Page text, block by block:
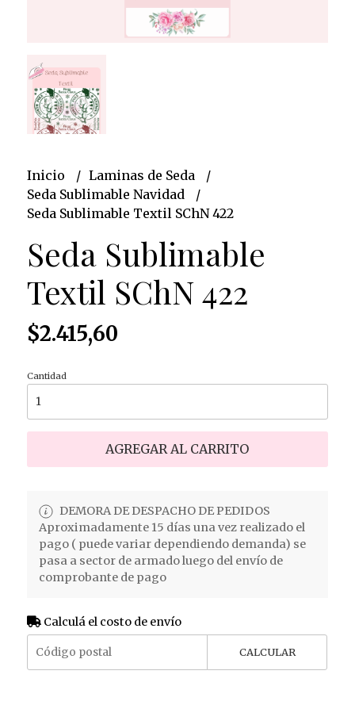
Inicio
Laminas de Seda
Seda Sublimable Navidad
Seda Sublimable Textil SChN 422
Seda Sublimable
Textil SChN 422
$2.415,60
Cantidad
AGREGAR AL CARRITO
DEMORA DE DESPACHO DE PEDIDOS
Aproximadamente 15 días una vez realizado el
pago ( puede variar dependiendo demanda) se
pasa a sector de armado luego del envío de
comprobante de pago
Calculá el costo de envío
CALCULAR